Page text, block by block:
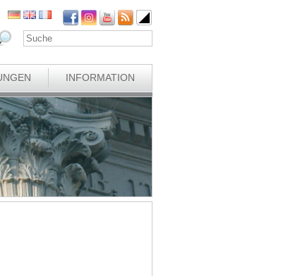
INFORMATION